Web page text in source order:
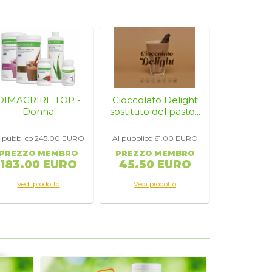
1,0
le
TOP -
Donna
pubblico 245.00 EURO
PREZZO MEMBRO
183.00 EURO
Vedi prodotto
Cioccolato Delight
sostituto del pasto...
Al pubblico 61.00 EURO
PREZZO MEMBRO
45.50 EURO
Vedi prodotto